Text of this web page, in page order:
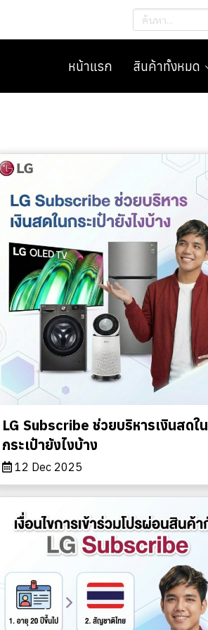
หน้าแรก สินค้าทั้งหมด
LG Subscribe ช่วยบริหารเงินสดใน
กระเป๋ายังไงบ้าง
12 Dec 2025